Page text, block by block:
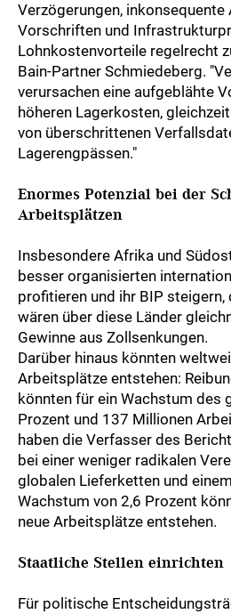
Verzögerungen, inkonsequente
Vorschriften und
Lohnkostenvorteile regelrecht
Bain-Partner Schmiedeberg.
verursachen eine aufgeblähte
höheren Lagerkosten,
von überschrittenen
Lagerengpässen."
Enormes Potenzial bei der
Arbeitsplätzen
Insbesondere Afrika und
besser organisierten
profitieren und ihr BIP
wären über diese Länder
Gewinne aus Zollsenkungen.
Darüber hinaus könnten
Arbeitsplätze entstehen:
könnten für ein Wachstum des
Prozent und 137 Millionen
haben die Verfasser des
bei einer weniger radikalen
globalen Lieferketten und
Wachstum von 2,6 Prozent
neue Arbeitsplätze entstehen.
Staatliche Stellen einrichten
Für politische